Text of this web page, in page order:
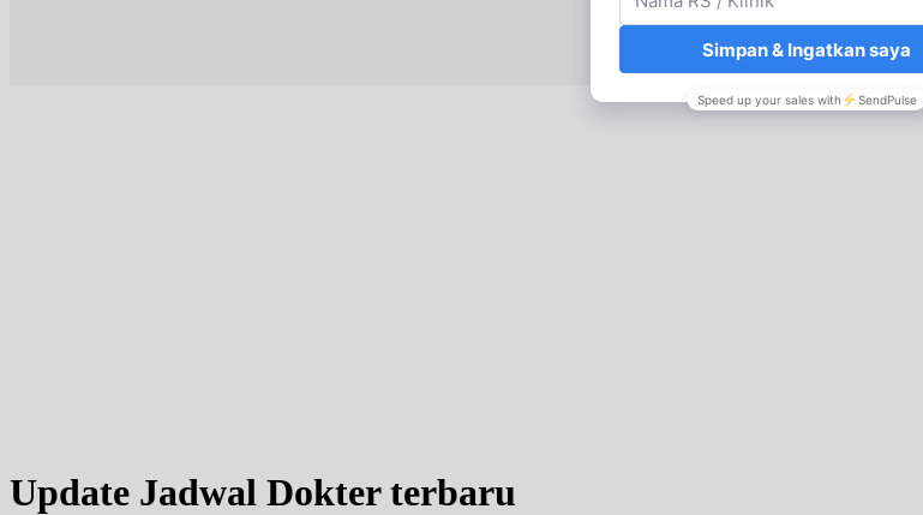
Update Jadwal Dokter terbaru